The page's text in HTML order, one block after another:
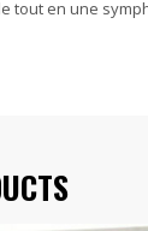
tout en une